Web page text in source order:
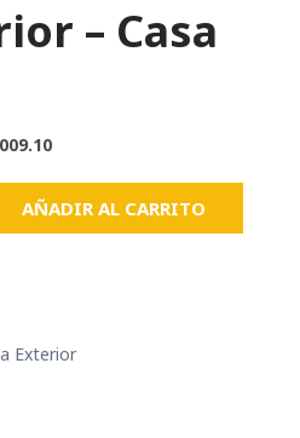
– Casa
AÑADIR AL CARRITO
Exterior